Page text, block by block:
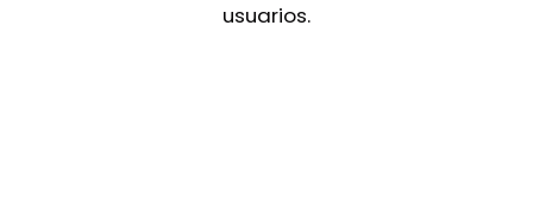
usuarios.